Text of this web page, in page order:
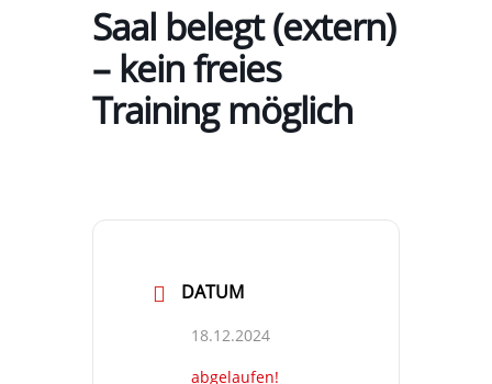
Saal belegt (extern)
– kein freies
Training möglich
DATUM
18.12.2024
abgelaufen!